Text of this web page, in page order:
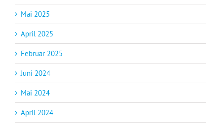
Mai 2025
April 2025
Februar 2025
Juni 2024
Mai 2024
April 2024